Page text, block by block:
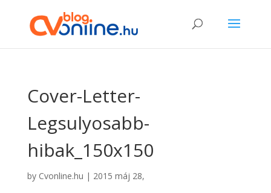
Cover-Letter-
Legsulyosabb-
hibak_150x150
by Cvonline.hu | 2015 máj 28,